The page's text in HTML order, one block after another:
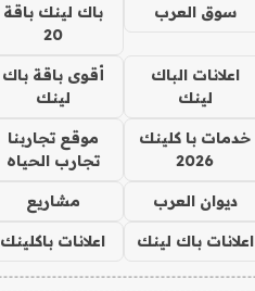
سوق العرب
باك لينك باقة
20
اعلانات الباك
لينك
أقوى باقة باك
لينك
خدمات با كلينك
2026
موقع تجاربنا
تجارب الحياه
ديوان العرب مشاريع
اعلانات باك لينك اعلانات باكلينك